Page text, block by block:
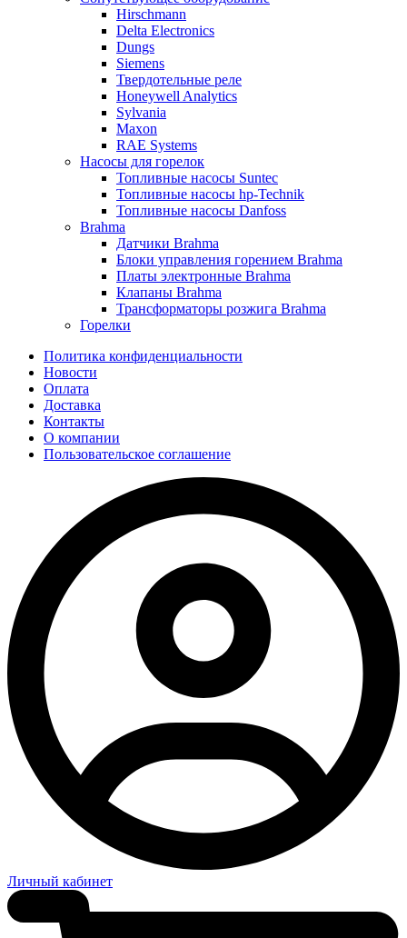
Hirschmann
Delta Electronics
Dungs
Siemens
Твердотельные реле
Honeywell Analytics
Sylvania
Maxon
RAE Systems
Насосы для горелок
Топливные насосы Suntec
Топливные насосы hp-Technik
Топливные насосы Danfoss
Brahma
Датчики Brahma
Блоки управления горением Brahma
Платы электронные Brahma
Клапаны Brahma
Трансформаторы розжига Brahma
Горелки
Политика конфиденциальности
Новости
Оплата
Доставка
Контакты
О компании
Пользовательское соглашение
Личный кабинет